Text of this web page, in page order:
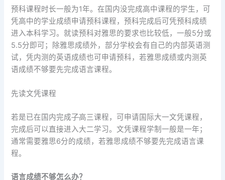
预科课程时长一般为1年。在国内没完成高中课程的学生，可
凭高中的学业成绩申请预科课程，预科完成后可凭预科成绩
进入本科学习。就读预科对雅思的要求也比较低，一般5分或
5.5分即可；除雅思成绩外，部分学校会有自己的内部英语测
试，凭内测的英语成绩也可申请预科，若雅思成绩或内测英
语成绩不够要先完成语言课程。
先读文凭课程
若是已在国内完成了高三课程，可申请国际大一文凭课程，
完成后可以直接进入大二学习。文凭课程学制一般是一年；
通常需要雅思6分的成绩，若雅思成绩不够要先完成语言课
程。
语言成绩不够怎么办？